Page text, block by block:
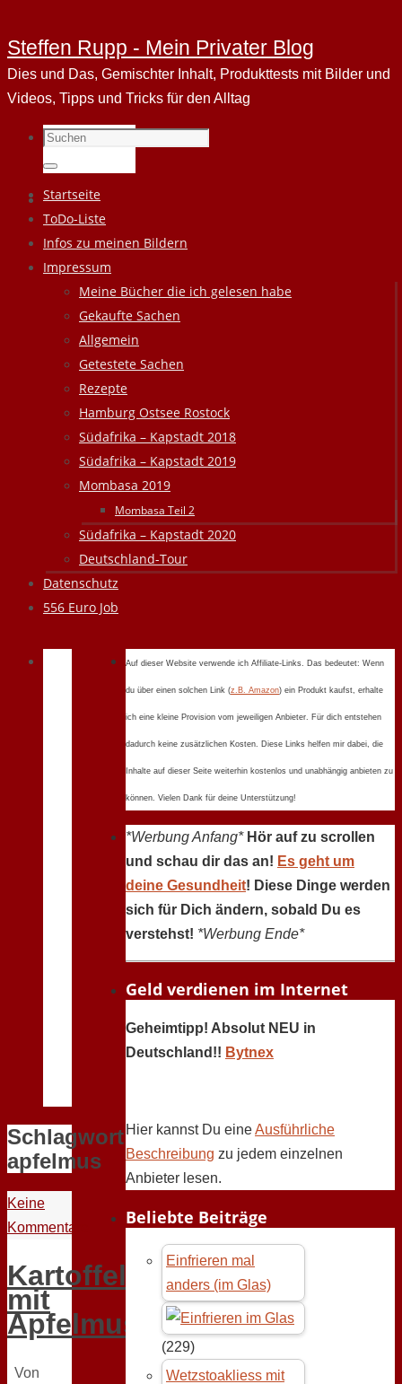
Steffen Rupp - Mein Privater Blog
Dies und Das, Gemischter Inhalt, Produkttests mit Bilder und
Videos, Tipps und Tricks für den Alltag
Suchen
nach:
Suchen
Zum
Inhalt
springen
Startseite
ToDo-Liste
Infos zu meinen Bildern
Impressum
Meine Bücher die ich gelesen habe
Gekaufte Sachen
Allgemein
Getestete Sachen
Rezepte
Hamburg Ostsee Rostock
Südafrika – Kapstadt 2018
Südafrika – Kapstadt 2019
Mombasa 2019
Mombasa Teil 2
Südafrika – Kapstadt 2020
Deutschland-Tour
Datenschutz
556 Euro Job
Schlagwort:
apfelmus
Keine
Kommentare
Kartoffelpuffer
mit
Apfelmus
Von
Auf dieser Website verwende ich Affiliate-Links. Das bedeutet: Wenn
du über einen solchen Link (z.B. Amazon) ein Produkt kaufst, erhalte
ich eine kleine Provision vom jeweiligen Anbieter. Für dich entstehen
dadurch keine zusätzlichen Kosten. Diese Links helfen mir dabei, die
Inhalte auf dieser Seite weiterhin kostenlos und unabhängig anbieten zu
können. Vielen Dank für deine Unterstützung!
*Werbung Anfang* Hör auf zu scrollen
und schau dir das an! Es geht um
deine Gesundheit! Diese Dinge werden
sich für Dich ändern, sobald Du es
verstehst! *Werbung Ende*
Geld verdienen im Internet
Geheimtipp! Absolut NEU in
Deutschland!! Bytnex
Hier kannst Du eineAusführliche
Beschreibung zu jedem einzelnen
Anbieter lesen.
Beliebte Beiträge
Einfrieren mal
anders (im Glas)
(229)
Wetzstoakliess mit